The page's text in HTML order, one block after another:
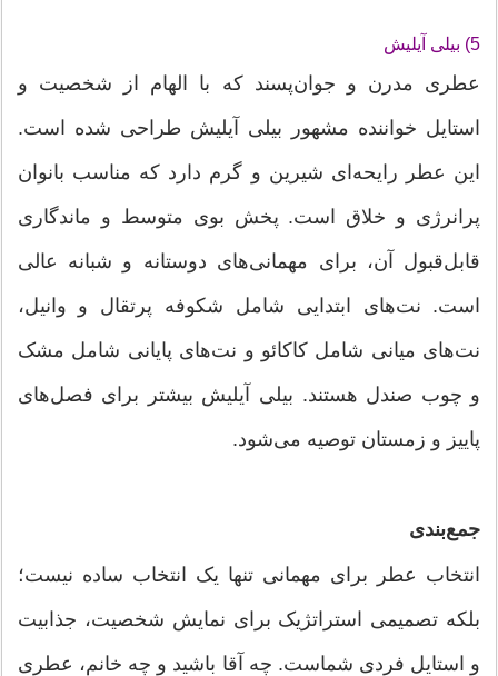
5) بیلی آیلیش
عطری مدرن و جوان‌پسند که با الهام از شخصیت و
استایل خواننده مشهور بیلی آیلیش طراحی شده است.
این عطر رایحه‌ای شیرین و گرم دارد که مناسب بانوان
پرانرژی و خلاق است. پخش بوی متوسط و ماندگاری
قابل‌قبول آن، برای مهمانی‌های دوستانه و شبانه عالی
است. نت‌های ابتدایی شامل شکوفه پرتقال و وانیل،
نت‌های میانی شامل کاکائو و نت‌های پایانی شامل مشک
و چوب صندل هستند. بیلی آیلیش بیشتر برای فصل‌های
پاییز و زمستان توصیه می‌شود.
جمع‌بندی
انتخاب عطر برای مهمانی تنها یک انتخاب ساده نیست؛
بلکه تصمیمی استراتژیک برای نمایش شخصیت، جذابیت
و استایل فردی شماست. چه آقا باشید و چه خانم، عطری